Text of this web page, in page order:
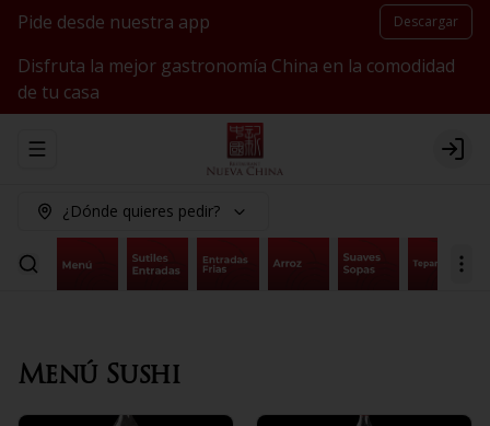
Pide desde nuestra app Descargar
Disfruta la mejor gastronomía China en la comodidad
de tu casa
Abrir menu de navegación Login
¿Dónde quieres pedir?
Menú Sushi